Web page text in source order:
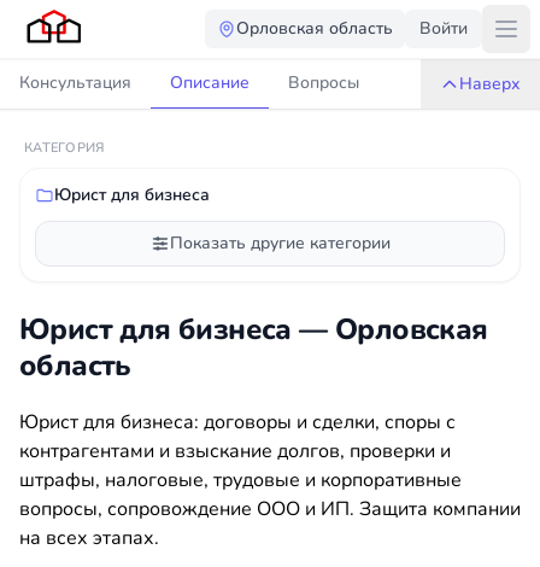
Орловская область Войти
Консультация Описание Вопросы Наверх
КАТЕГОРИЯ
Юрист для бизнеса
Показать другие категории
Юрист для бизнеса — Орловская
область
Юрист для бизнеса: договоры и сделки, споры с
контрагентами и взыскание долгов, проверки и
штрафы, налоговые, трудовые и корпоративные
вопросы, сопровождение ООО и ИП. Защита компании
на всех этапах.